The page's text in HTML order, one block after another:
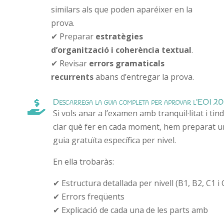
similars als que poden aparéixer en la
prova.
✔ Preparar estratègies
d’organització i coherència textual.
✔ Revisar errors gramaticals
recurrentsabans d’entregar la prova.
 Descarrega la guia completa per aprovar l’EOI
Si vols anar a l’examen amb tranquil·litat i
clar què fer en cada moment, hem preparat
guia gratuïta específica per nivel.
En ella trobaràs:
✔ Estructura detallada per nivell (B1, B2, C1 i
✔ Errors freqüents
✔ Explicació de cada una de les parts amb